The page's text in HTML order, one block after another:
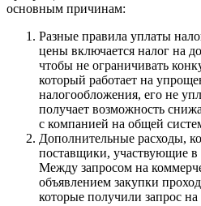
основным причинам:
Разные правила уплаты
цены включается налог на
чтобы не ограничивать
который работает на
налогообложения, его не
получает возможность
с компанией на общей
Дополнительные расходы,
поставщики, участвующие
Между запросом на
объявлением закупки
которые получили запрос